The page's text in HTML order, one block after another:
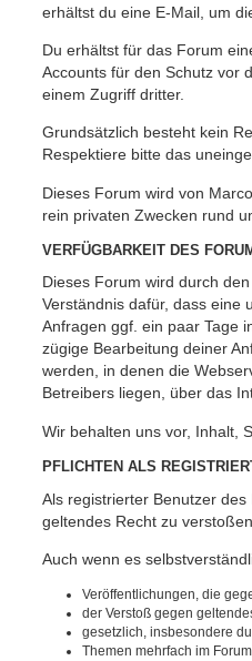
erhältst du eine E-Mail, um
Du erhältst für das Forum
Accounts für den Schutz vor
einem Zugriff dritter.
Grundsätzlich besteht kein
Respektiere bitte das
Dieses Forum wird von
rein privaten Zwecken rund
VERFÜGBARKEIT DES
Dieses Forum wird durch
Verständnis dafür, dass eine
Anfragen ggf. ein paar Tage
zügige Bearbeitung deiner
werden, in denen die
Betreibers liegen, über das
Wir behalten uns vor, Inhalt,
PFLICHTEN ALS
Als registrierter Benutzer
geltendes Recht zu
Auch wenn es
Veröffentlichungen, die
der Verstoß gegen
gesetzlich, insbesondere
Themen mehrfach im